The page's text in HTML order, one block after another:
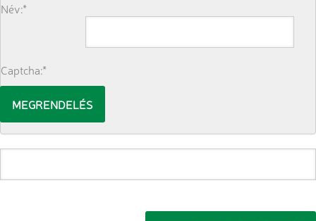
Név:*
Captcha:*